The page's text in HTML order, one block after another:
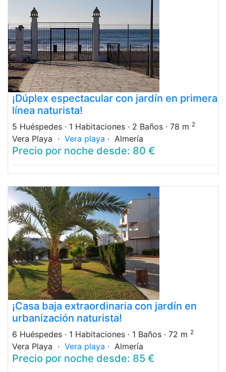
¡Dúplex espectacular con jardín en primera
línea naturista!
5 Huéspedes · 1 Habitaciones · 2 Baños · 78 m 2
Vera Playa · Vera playa · Almería
Precio por noche desde: 80 €
¡Casa baja extraordinaria con jardín en
urbanización naturista!
6 Huéspedes · 1 Habitaciones · 1 Baños · 72 m 2
Vera Playa · Vera playa · Almería
Precio por noche desde: 85 €